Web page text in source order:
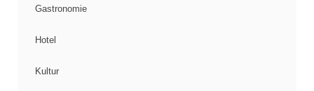
Gastronomie
Hotel
Kultur